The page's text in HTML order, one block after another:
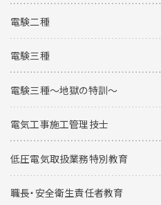
電験二種
電験三種
電験三種〜地獄の特訓〜
電気工事施工管理技士
低圧電気取扱業務特別教育
職長・安全衛生責任者教育